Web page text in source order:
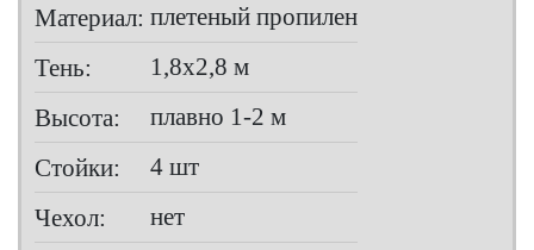
Материал: плетеный пропилен
Тень:
1,8х2,8 м
Высота:
плавно 1-2 м
Стойки:
4 шт
Чехол:
нет